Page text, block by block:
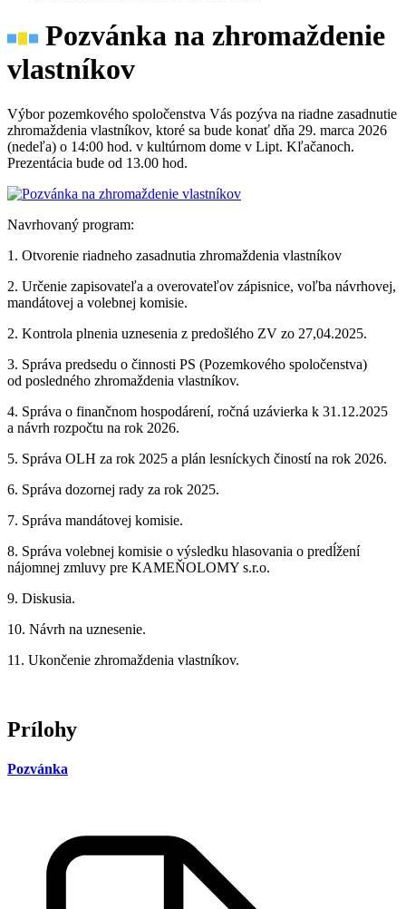
Pozvánka na zhromaždenie
vlastníkov
Výbor pozemkového spoločenstva Vás pozýva na riadne zasadnutie
zhromaždenia vlastníkov, ktoré sa bude konať dňa 29. marca 2026
(nedeľa) o 14:00 hod. v kultúrnom dome v Lipt. Kľačanoch.
Prezentácia bude od 13.00 hod.
Navrhovaný program:
1. Otvorenie riadneho zasadnutia zhromaždenia vlastníkov
2. Určenie zapisovateľa a overovateľov zápisnice, voľba návrhovej,
mandátovej a volebnej komisie.
2. Kontrola plnenia uznesenia z predošlého ZV zo 27,04.2025.
3. Správa predsedu o činnosti PS (Pozemkového spoločenstva)
od posledného zhromaždenia vlastníkov.
4. Správa o finančnom hospodárení, ročná uzávierka k 31.12.2025
a návrh rozpočtu na rok 2026.
5. Správa OLH za rok 2025 a plán lesníckych čiností na rok 2026.
6. Správa dozornej rady za rok 2025.
7. Správa mandátovej komisie.
8. Správa volebnej komisie o výsledku hlasovania o predĺžení
nájomnej zmluvy pre KAMEŇOLOMY s.r.o.
9. Diskusia.
10. Návrh na uznesenie.
11. Ukončenie zhromaždenia vlastníkov.
Prílohy
Pozvánka